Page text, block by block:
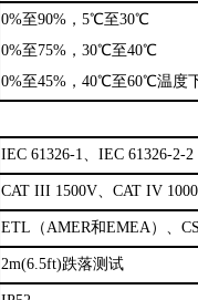
0%至90%，5℃至30℃
0%至75%，30℃至40℃
0%至45%，40℃至60℃温度
IEC 61326-1、IEC 61326-2-
CAT III 1500V、CAT IV
ETL（AMER和EMEA）、
2m(6.5ft)跌落测试